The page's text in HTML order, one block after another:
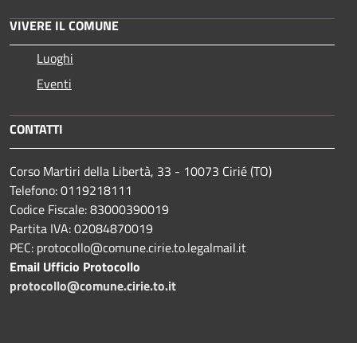
VIVERE IL COMUNE
Luoghi
Eventi
CONTATTI
Corso Martiri della Libertà, 33 - 10073 Cirié (TO)
Telefono: 0119218111
Codice Fiscale: 83000390019
Partita IVA: 02084870019
PEC: protocollo@comune.cirie.to.legalmail.it
Email Ufficio Protocollo
protocollo@comune.cirie.to.it